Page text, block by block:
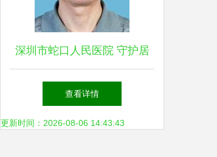
深圳市蛇口人民医院 守护居
民健康的区域医疗枢纽
查看详情
更新时间：2026-08-06 14:43:43